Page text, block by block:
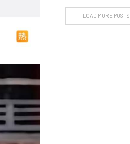
LOAD MORE POSTS